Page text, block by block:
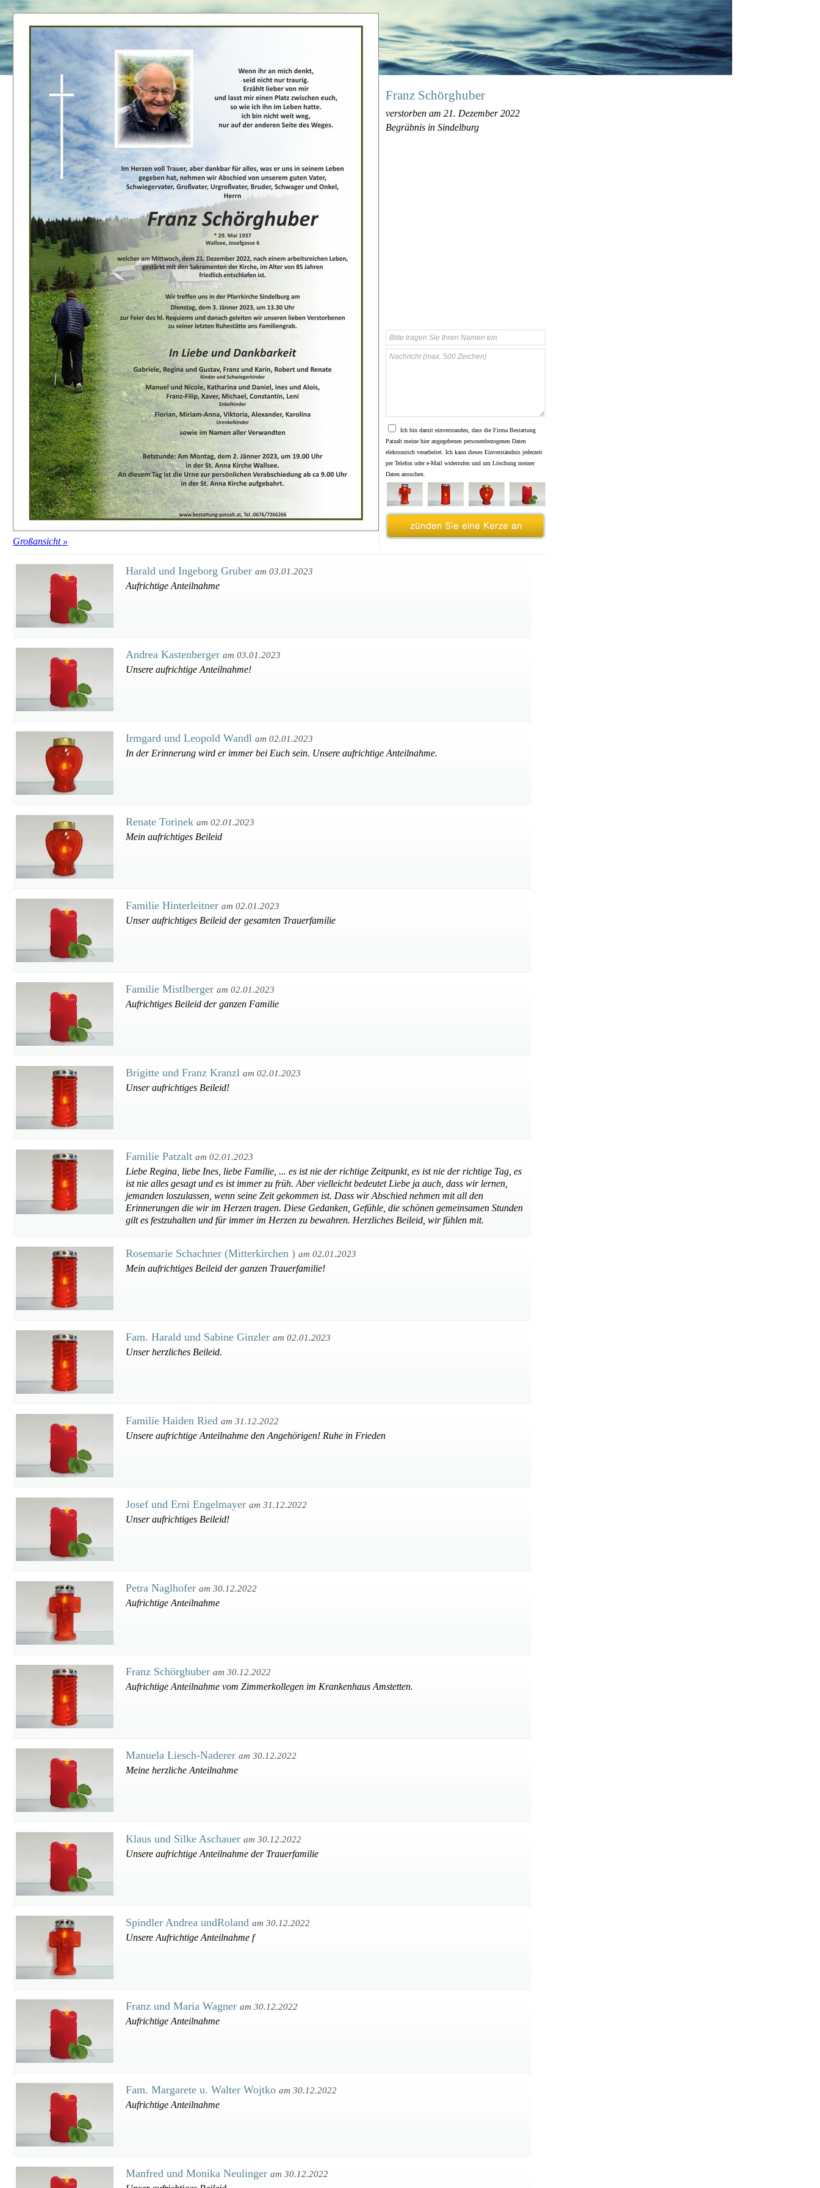
Großansicht »
Franz Schörghuber
verstorben am 21. Dezember 2022
Begräbnis in Sindelburg
Ich bin damit einverstanden, dass die Firma Bestattung
Patzalt meine hier angegebenen personenbezogenen Daten
elektronisch verarbeitet. Ich kann dieses Einverständnis jederzeit
per Telefon oder e-Mail widerrufen und um Löschung meiner
Daten ansuchen.
Harald und Ingeborg Gruber am 03.01.2023
Aufrichtige Anteilnahme
Andrea Kastenberger am 03.01.2023
Unsere aufrichtige Anteilnahme!
Irmgard und Leopold Wandl am 02.01.2023
In der Erinnerung wird er immer bei Euch sein. Unsere aufrichtige Anteilnahme.
Renate Torinek am 02.01.2023
Mein aufrichtiges Beileid
Familie Hinterleitner am 02.01.2023
Unser aufrichtiges Beileid der gesamten Trauerfamilie
Familie Mistlberger am 02.01.2023
Aufrichtiges Beileid der ganzen Familie
Brigitte und Franz Kranzl am 02.01.2023
Unser aufrichtiges Beileid!
Familie Patzalt am 02.01.2023
Liebe Regina, liebe Ines, liebe Familie, ... es ist nie der richtige Zeitpunkt, es ist nie der richtige Tag, es
ist nie alles gesagt und es ist immer zu früh. Aber vielleicht bedeutet Liebe ja auch, dass wir lernen,
jemanden loszulassen, wenn seine Zeit gekommen ist. Dass wir Abschied nehmen mit all den
Erinnerungen die wir im Herzen tragen. Diese Gedanken, Gefühle, die schönen gemeinsamen Stunden
gilt es festzuhalten und für immer im Herzen zu bewahren. Herzliches Beileid, wir fühlen mit.
Rosemarie Schachner (Mitterkirchen ) am 02.01.2023
Mein aufrichtiges Beileid der ganzen Trauerfamilie!
Fam. Harald und Sabine Ginzler am 02.01.2023
Unser herzliches Beileid.
Familie Haiden Ried am 31.12.2022
Unsere aufrichtige Anteilnahme den Angehörigen! Ruhe in Frieden
Josef und Erni Engelmayer am 31.12.2022
Unser aufrichtiges Beileid!
Petra Naglhofer am 30.12.2022
Aufrichtige Anteilnahme
Franz Schörghuber am 30.12.2022
Aufrichtige Anteilnahme vom Zimmerkollegen im Krankenhaus Amstetten.
Manuela Liesch-Naderer am 30.12.2022
Meine herzliche Anteilnahme
Klaus und Silke Aschauer am 30.12.2022
Unsere aufrichtige Anteilnahme der Trauerfamilie
Spindler Andrea undRoland am 30.12.2022
Unsere Aufrichtige Anteilnahme f
Franz und Maria Wagner am 30.12.2022
Aufrichtige Anteilnahme
Fam. Margarete u. Walter Wojtko am 30.12.2022
Aufrichtige Anteilnahme
Manfred und Monika Neulinger am 30.12.2022